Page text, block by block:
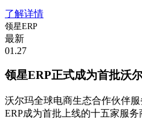
了解详情
领星ERP
最新
01.27
领星ERP正式成为首批沃
沃尔玛全球电商生态合作伙伴
ERP成为首批上线的十五家服